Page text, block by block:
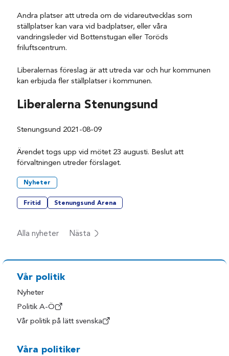
Andra platser att utreda om de vidareutvecklas som
ställplatser kan vara vid badplatser, eller våra
vandringsleder vid Bottenstugan eller Toröds
friluftscentrum.
Liberalernas föreslag är att utreda var och hur kommunen
kan erbjuda fler ställplatser i kommunen.
Liberalerna Stenungsund
Stenungsund 2021-08-09
Ärendet togs upp vid mötet 23 augusti. Beslut att
förvaltningen utreder förslaget.
Nyheter
Fritid Stenungsund Arena
Alla nyheter Nästa
Vår politik
Nyheter
Politik A-Ö
Vår politik på lätt svenska
Våra politiker